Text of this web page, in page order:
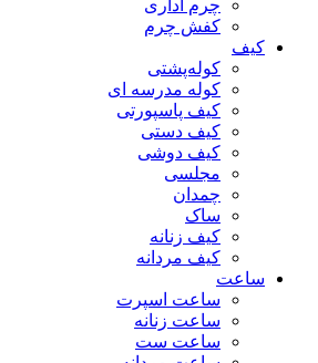
چرم اداری
کفش چرم
کیف
کوله‌پشتی
کوله مدرسه ای
کیف پاسپورتی
کیف دستی
کیف دوشی
مجلسی
چمدان
ساک
کیف زنانه
کیف مردانه
ساعت
ساعت اسپرت
ساعت زنانه
ساعت ست